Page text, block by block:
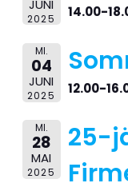
JUNI
2025 14.00-
MI.
04
JUNI
2025 12.00-
MI.
28
MAI
2025
25-